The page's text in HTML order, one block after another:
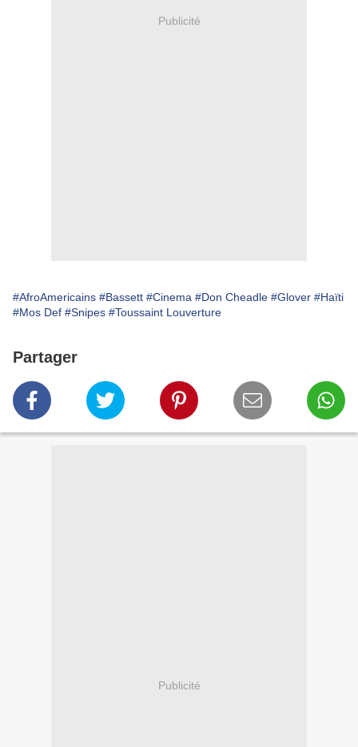
Publicité
#AfroAmericains #Bassett #Cinema #Don Cheadle #Glover #Haïti
#Mos Def #Snipes #Toussaint Louverture
Partager
Publicité